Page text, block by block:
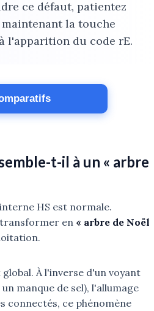
ce défaut, patientez
la touche
l'apparition du code rE.
t-il à un « arbre
HS est normale.
en « arbre de Noël
À l'inverse d'un voyant
un manque de sel), l'allumage
connectés, ce phénomène